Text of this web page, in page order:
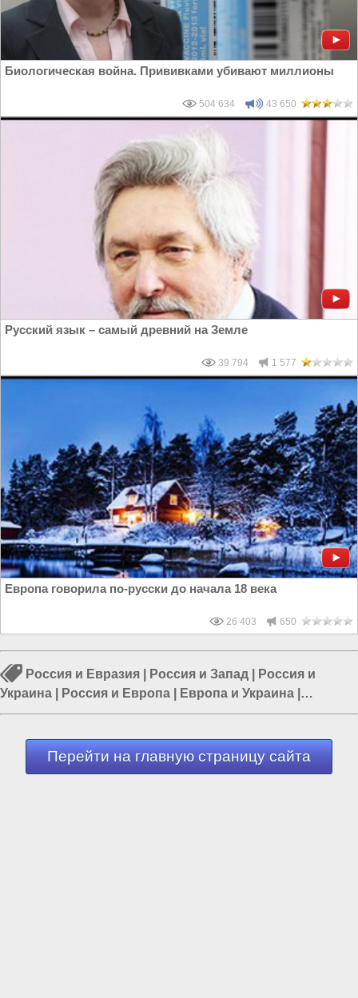
Биологическая война. Прививками убивают миллионы
504 634 43 650
Русский язык – самый древний на Земле
39 794 1 577
Европа говорила по-русски до начала 18 века
26 403 650
Россия и Евразия Россия и Запад
Россия и
Украина
Россия и Европа Европа и Украина
Политика в Украине|Политика в России
Перейти на главную страницу сайта